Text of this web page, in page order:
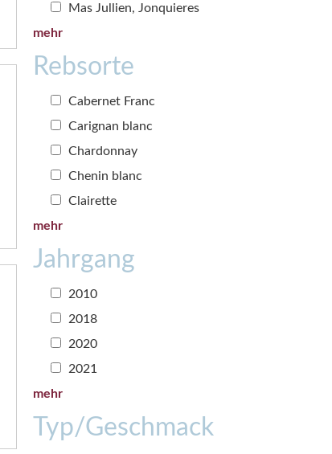
Mas Jullien, Jonquieres
mehr
Rebsorte
Cabernet Franc
Carignan blanc
Chardonnay
Chenin blanc
Clairette
mehr
Jahrgang
2010
2018
2020
2021
mehr
Typ/Geschmack